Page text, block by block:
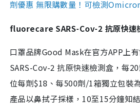
劑優惠 無限購數量！可檢測
fluorecare SARS-Cov-2 抗原快速
口罩品牌Good Mask在官方APP上
SARS-Cov-2 抗原快速檢測盒，每
位每劑$18、每500劑/1箱獨立包裝
產品以鼻拭子採樣，10至15分鐘知